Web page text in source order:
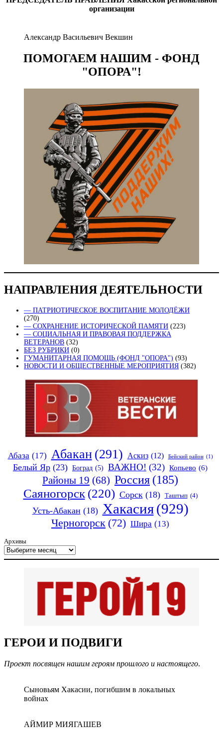
организации
Александр Васильевич Векшин
ПОМОГАЕМ НАШИМ - ФОНД
"ОПОРА"!
НАПРАВЛЕНИЯ ДЕЯТЕЛЬНОСТИ
— ПАТРИОТИЧЕСКОЕ ВОСПИТАНИЕ МОЛОДЁЖИ
(270)
— СОХРАНЕНИЕ ИСТОРИЧЕСКОЙ ПАМЯТИ (223)
— СОЦИАЛЬНАЯ И ПРАВОВАЯ ПОДДЕРЖКА
ВЕТЕРАНОВ (32)
БЕЗ РУБРИКИ (0)
ГУМАНИТАРНАЯ ПОМОЩЬ (ФОНД "ОПОРА") (93)
НОВОСТИ И ОБЩЕСТВЕННЫЕ МЕРОПРИЯТИЯ (382)
Абаза (17) Абакан (291) Аскиз (12) Бейский район (1)
Белый Яр (23) Боград (5) ВАЖНО! (32) Копьево (6)
Районы 19 (68) Россия (185)
Саяногорск (220) Сорск (18) Таштып (4)
Усть-Абакан (18) Хакасия (929)
Черногорск (72) Шира (13)
Архивы
ГЕРОИ И ПОДВИГИ
Проект посвящен нашим героям прошлого и настоящего.
Сыновьям Хакасии, погибшим в локальных
войнах
АЙМИР МИЯГАШЕВ